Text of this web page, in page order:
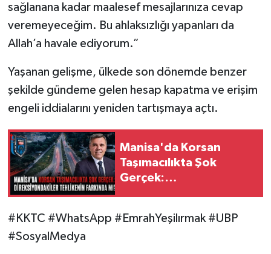
sağlanana kadar maalesef mesajlarınıza cevap
veremeyeceğim. Bu ahlaksızlığı yapanları da
Allah’a havale ediyorum.”
Yaşanan gelişme, ülkede son dönemde benzer
şekilde gündeme gelen hesap kapatma ve erişim
engeli iddialarını yeniden tartışmaya açtı.
Manisa'da Korsan
Taşımacılıkta Şok
Gerçek:
#KKTC #WhatsApp #EmrahYeşilırmak #UBP
#SosyalMedya